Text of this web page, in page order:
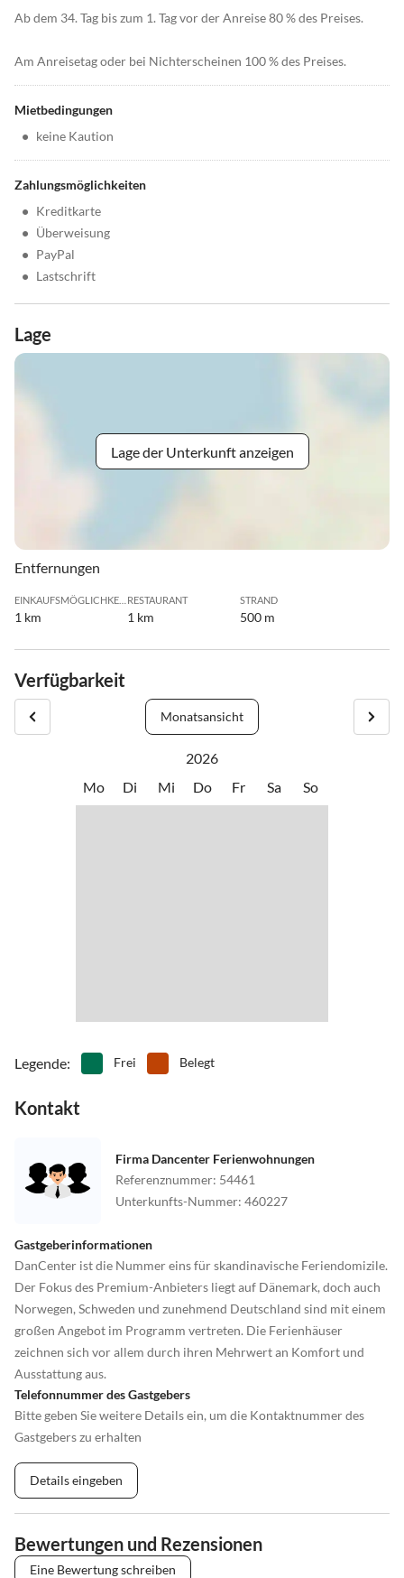
Ab dem 34. Tag bis zum 1. Tag vor der Anreise 80 % des Preises.
Am Anreisetag oder bei Nichterscheinen 100 % des Preises.
Mietbedingungen
• keine Kaution
Zahlungsmöglichkeiten
• Kreditkarte
• Überweisung
• PayPal
• Lastschrift
Lage
Lage der Unterkunft anzeigen
Entfernungen
1 km
RESTAURANT
1 km
STRAND
500 m
Verfügbarkeit
Monatsansicht
2026
Mo
Di Mi Do Fr Sa So
Legende: Frei Belegt
Kontakt
Firma Dancenter Ferienwohnungen
Referenznummer: 54461
Unterkunfts-Nummer: 460227
Gastgeberinformationen
DanCenter ist die Nummer eins für skandinavische Feriendomizile.
Der Fokus des Premium-Anbieters liegt auf Dänemark, doch auch
Norwegen, Schweden und zunehmend Deutschland sind mit einem
großen Angebot im Programm vertreten. Die Ferienhäuser
zeichnen sich vor allem durch ihren Mehrwert an Komfort und
Ausstattung aus.
Telefonnummer des Gastgebers
Bitte geben Sie weitere Details ein, um die Kontaktnummer des
Gastgebers zu erhalten
Details eingeben
Bewertungen und Rezensionen
Eine Bewertung schreiben